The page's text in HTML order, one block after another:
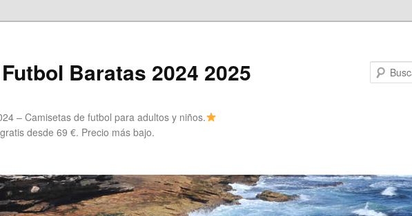
Baratas 2024 2025
– Camisetas de futbol para adultos y niños.
desde 69 €. Precio más bajo.